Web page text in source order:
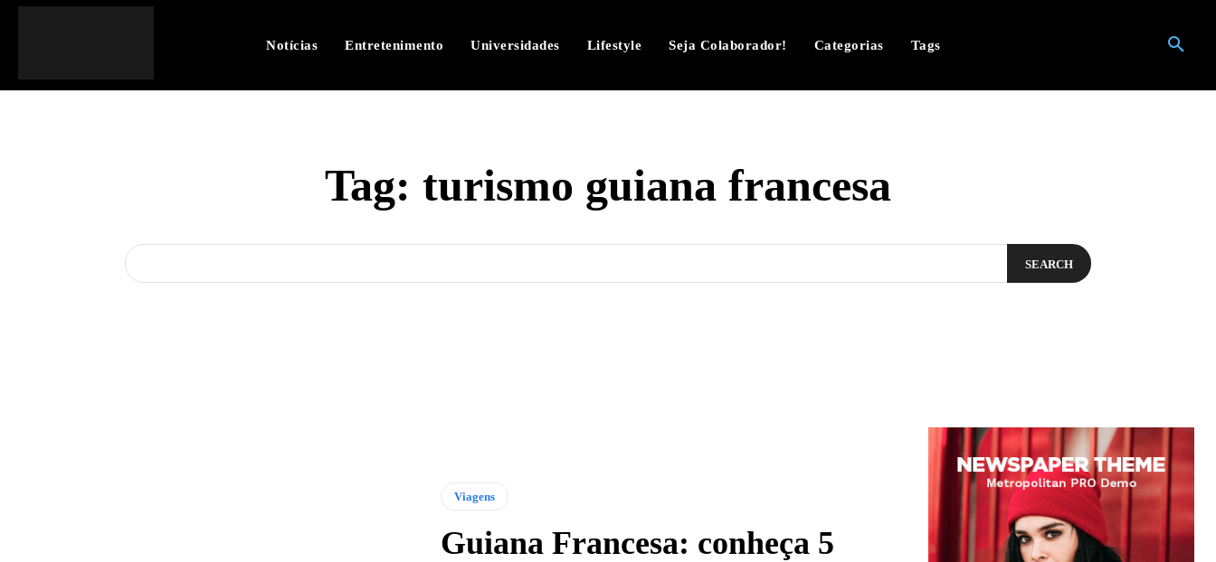
Notícias Entretenimento Universidades Lifestyle Seja Colaborador! Categorias Tags
Tag: turismo guiana francesa
SEARCH
Viagens
Guiana Francesa: conheça 5